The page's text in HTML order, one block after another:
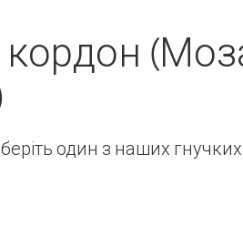
один з наших гнучких